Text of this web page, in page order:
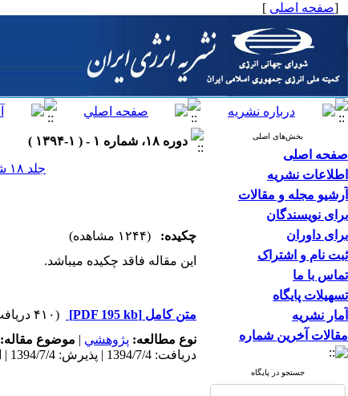
[صفحه اصلی ]
بخش‌های اصلی
صفحه اصلی
اطلاعات نشریه
آرشیو مجله و مقالات
برای نویسندگان
برای داوران
ثبت نام و اشتراک
تماس با ما
تسهیلات پایگاه
آمار نشریه
مقالات آخرین شماره
جستجو در پایگاه
دوره ۱۸، شماره ۱ - ( ۱-۱۳۹۴ )
جلد ۱۸ شماره ۱ صفحات ۰-۰
چکیده:
(۱۲۴۴ مشاهده)
این مقاله فاقد چکیده می​باشد.
متن کامل [PDF 195 kb]
(۴۱۰ دریافت)
نوع مطالعه: پژوهشي | موضوع مقاله:
دریافت: 1394/7/4 | پذیرش: 1394/7/4 | انتشار: 1394/7/4